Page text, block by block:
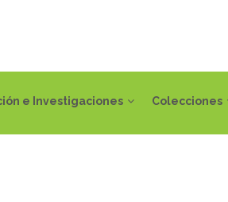
e Investigaciones Colecciones